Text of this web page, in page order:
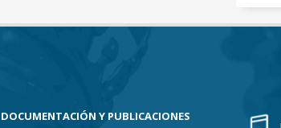
DOCUMENTACIÓN Y PUBLICACIONES